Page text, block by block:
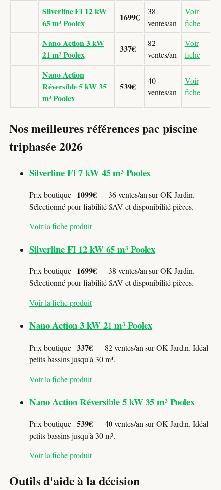
Silverline FI 12 kW
65 m³ Poolex
1699€
38
ventes/an
Voir
fiche
Nano Action 3 kW
21 m³ Poolex
337€
82
ventes/an
Voir
fiche
Nano Action
Réversible 5 kW 35
m³ Poolex
539€
40
ventes/an
Voir
fiche
Nos meilleures références pac piscine
triphasée 2026
Silverline FI 7 kW 45 m³ Poolex
Prix boutique : 1099€— 36 ventes/an sur OK Jardin.
Sélectionné pour fiabilité SAV et disponibilité pièces.
Voir la fiche produit
Silverline FI 12 kW 65 m³ Poolex
Prix boutique : 1699€— 38 ventes/an sur OK Jardin.
Sélectionné pour fiabilité SAV et disponibilité pièces.
Voir la fiche produit
Nano Action 3 kW 21 m³ Poolex
Prix boutique :337€— 82 ventes/an sur OK Jardin. Idéal
petits bassins jusqu'à 30 m³.
Voir la fiche produit
Nano Action Réversible 5 kW 35 m³ Poolex
Prix boutique :539€— 40 ventes/an sur OK Jardin. Idéal
petits bassins jusqu'à 30 m³.
Voir la fiche produit
Outils d'aide à la décision